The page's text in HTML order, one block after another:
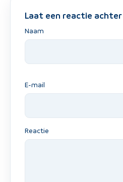
Laat een reactie achter
Naam
E-mail
Reactie